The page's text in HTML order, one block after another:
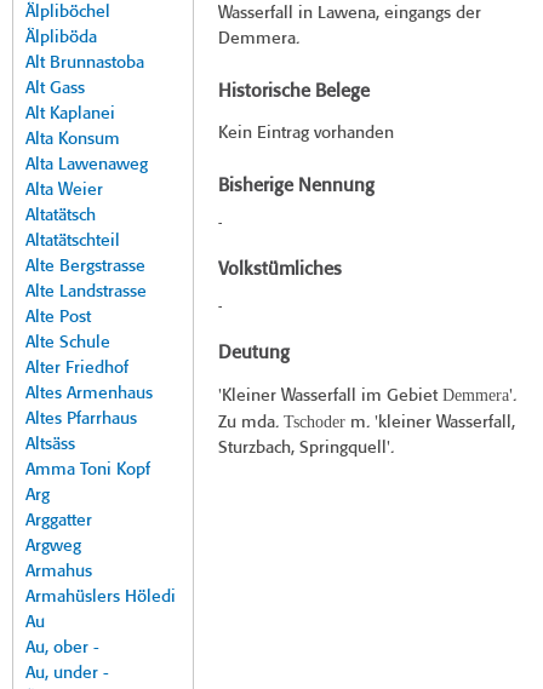
Älpliböchel
Älpliböda
Alt Brunnastoba
Alt Gass
Alt Kaplanei
Alta Konsum
Alta Lawenaweg
Alta Weier
Altatätsch
Altatätschteil
Alte Bergstrasse
Alte Landstrasse
Alte Post
Alte Schule
Alter Friedhof
Altes Armenhaus
Altes Pfarrhaus
Altsäss
Amma Toni Kopf
Arg
Arggatter
Argweg
Armahus
Armahüslers Höledi
Au
Au, ober -
Au, under -
Wasserfall in Lawena, eingangs der
Demmera.
Historische Belege
Kein Eintrag vorhanden
Bisherige Nennung
-
Volkstümliches
-
Deutung
'Kleiner Wasserfall im Gebiet Demmera'.
Zu mda. Tschoderm. 'kleiner Wasserfall,
Sturzbach, Springquell'.